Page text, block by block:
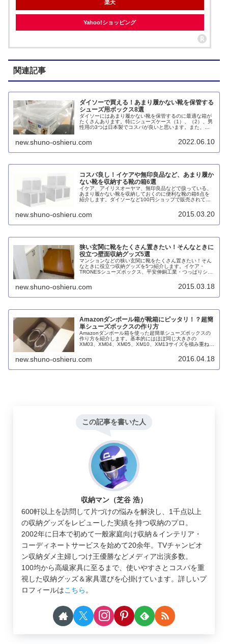
楽天
Yahoo!ショッピング
関連記事
ダイソーで買える！あまり履かない靴を保管する
シューズ用ボックス8選
ダイソーにはあまり履かない靴を保管するのに最適な箱が
たくさんあります。特にシューズケース（1）、（2）、男
性用の3つは日本製でコスパが良いと思います。また、組
ラップ扉付きで出し入れしやすいのが良いですね。
new.shuno-oshieru.com 2022.06.10
コスパ良し！イケアや無印良品など、あまり履か
ない靴を収納する靴の箱6選
イケア、アイリスオーヤマ、無印良品などで扱っている、
あまり履かない靴を収納しておくのに便利な靴の箱6点を
紹介します。ダイソーなど100円ショップで販売されてい
new.shuno-oshieru.com 2015.03.20
狭い玄関に靴をたくさん置きたい！そんなときに
役立つ壁面収納グッズ5選
マンションなどの狭い玄関に靴をたくさん置きたい！そん
なときに役立つ収納グッズを5つ紹介します。イケア・
TRONESシューズボックス、平安伸銅工業・つっぱりシュ
ック・ウォールポケット靴収納、アイリスオーヤマ・ディ
スプレイボックスDB376。
new.shuno-oshieru.com 2015.03.18
Amazonダンボール箱が靴箱にピッタリ！？超簡
単シューズボックスの作り方
Amazonダンボール箱を使った超簡単シューズボックスの
作り方を紹介します。基本的にはほぼ同じ大きさの
XM03、XM04、XM05、XM10、XM13サイズを積み重ねて
new.shuno-oshieru.com 2016.04.18
この記事を書いた人
収納マン（芝谷 浩）
600軒以上を訪問して片づけの悩みを解決し、1千点以上
の収納グッズをレビューした実績を持つ収納のプロ。
2002年に日本で初めて一般家庭向け収納＆インテリア・
コーディネートサービスを始めて20余年。TVチャンピオ
ン収納ダメ主婦しつけ王優勝などメディア出演多数。
100均から高級家具に至るまで、使いやすさとコスパを重
視した収納グッズ＆家具選びを心掛けています。詳しいプ
ロフィールはこちら 。